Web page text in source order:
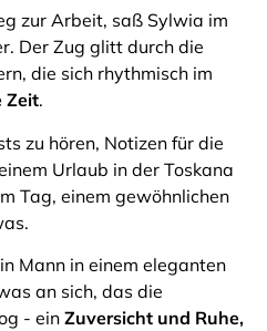
zur Arbeit, saß Sylwia im
Der Zug glitt durch die
die sich rhythmisch im
Zeit.
zu hören, Notizen für die
Urlaub in der Toskana
Tag, einem gewöhnlichen
Mann in einem eleganten
an sich, das die
- ein Zuversicht und Ruhe,